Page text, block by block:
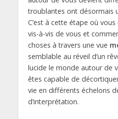
troublantes ont désormais
C’est à cette étape où
vis-à-vis de vous et
choses à travers une vue
semblable au réveil d’un
lucide le monde autour de
êtes capable de
vie en différents échelons
d’interprétation.